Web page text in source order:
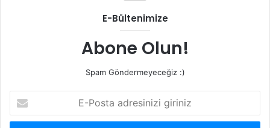
E-Bültenimize
Abone Olun!
Spam Göndermeyeceğiz :)
Posta
adresinizi